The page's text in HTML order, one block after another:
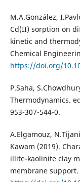
M.A.González,
Cd(II) sorption on
kinetic and
Chemical
https://doi.org/
P.Saha,
Thermodynamics.
953-307-544-0.
A.Elgamouz,
Kawam (2019).
illite-kaolinite clay
membrane support.